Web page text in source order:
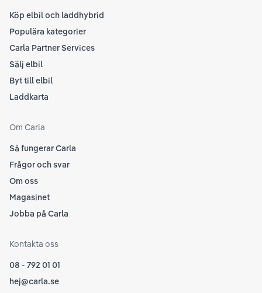
Köp elbil och laddhybrid
Populära kategorier
Carla Partner Services
Sälj elbil
Byt till elbil
Laddkarta
Om Carla
Så fungerar Carla
Frågor och svar
Om oss
Magasinet
Jobba på Carla
Kontakta oss
08 - 792 01 01
hej@carla.se